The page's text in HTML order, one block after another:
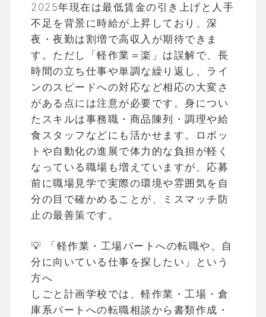
2025年現在は最低賃金の引き上げと人手
不足を背景に時給が上昇しており、深
夜・夜勤は割増で高収入が期待できま
す。ただし「軽作業＝楽」は誤解で、長
時間の立ち仕事や単調な繰り返し、ライ
ンのスピードへの対応など相応の大変さ
がある点には注意が必要です。身につい
たスキルは事務職・商品陳列・調理や給
食スタッフなどにも活かせます。ロボッ
トや自動化の進展で体力的な負担が軽く
なっている職場も増えていますが、応募
前に職場見学で実際の環境や雰囲気を自
分の目で確かめることが、ミスマッチ防
止の最善策です。
💡 「軽作業・工場パートへの転職や、自
分に向いている仕事を探したい」という
方へ
しごと計画学校では、軽作業・工場・倉
庫系パートへの転職相談から書類作成・